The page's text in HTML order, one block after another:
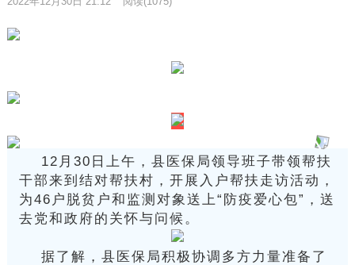
12月30日上午，县医保局领导班子带领帮扶
干部来到结对帮扶村，开展入户帮扶走访活动，
为46户脱贫户和监测对象送上“防疫爱心包”，送
去党和政府的关怀与问候。
据了解，县医保局积极协调多方力量准备了